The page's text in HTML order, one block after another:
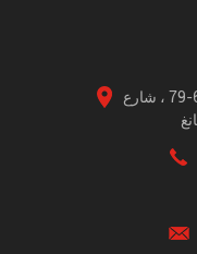
العنوان: رقم 61-79 ، شارع Baima ، بلدة ماو ، دينغاي حي